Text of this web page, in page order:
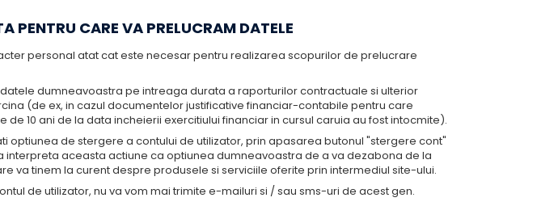
PENTRU CARE VA PRELUCRAM DATELE
personal atat cat este necesar pentru realizarea scopurilor de prelucrare
dumneavoastra pe intreaga durata a raporturilor contractuale si ulterior
(de ex, in cazul documentelor justificative financiar-contabile pentru care
10 ani de la data incheierii exercitiului financiar in cursul caruia au fost intocmite).
optiunea de stergere a contului de utilizator, prin apasarea butonul "stergere cont"
interpreta aceasta actiune ca optiunea dumneavoastra de a va dezabona de la
va tinem la curent despre produsele si serviciile oferite prin intermediul site-ului.
de utilizator, nu va vom mai trimite e-mailuri si / sau sms-uri de acest gen.